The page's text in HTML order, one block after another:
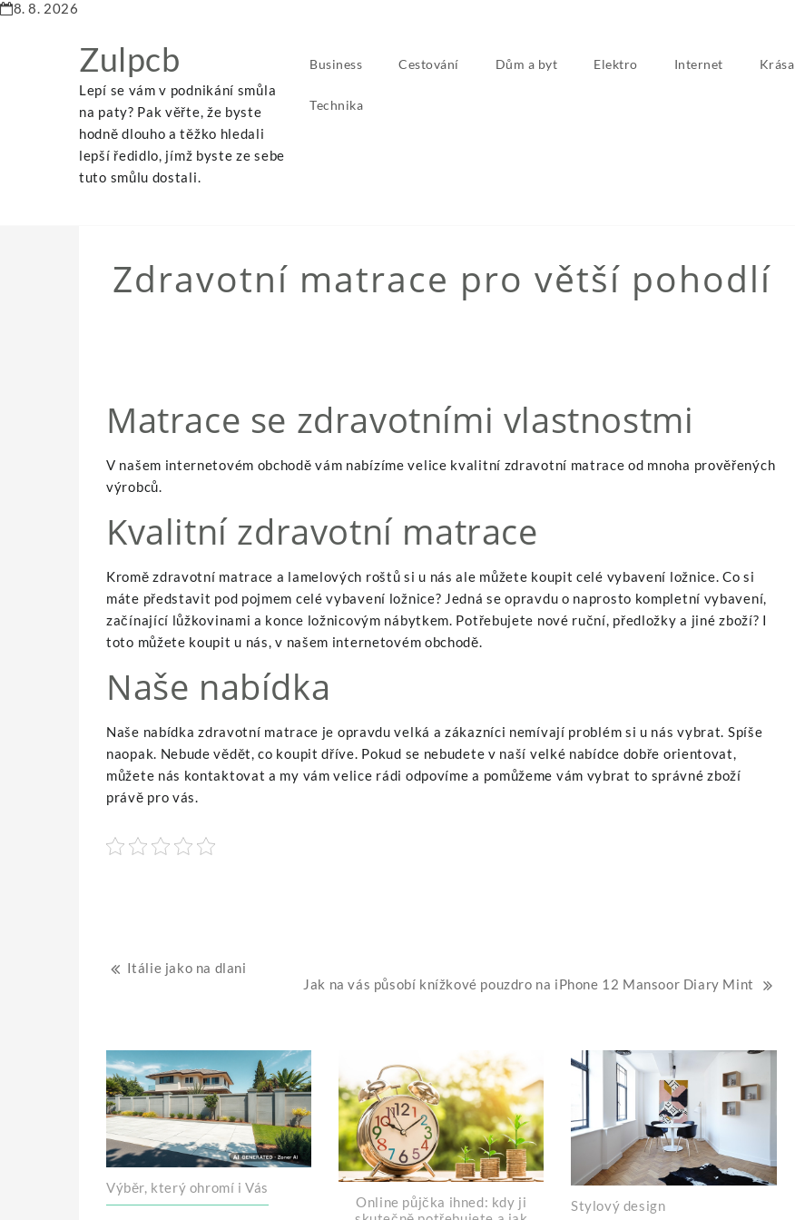
8. 8. 2026
Zulpcb
Lepí se vám v podnikání smůla
na paty? Pak věřte, že byste
hodně dlouho a těžko hledali
lepší ředidlo, jímž byste ze sebe
tuto smůlu dostali.
Business Cestování Dům a byt Elektro Internet Krása
Technika
Home Zdravotní matrace pro větší pohodlí
Zdravotní matrace pro větší pohodlí
Matrace se zdravotními vlastnostmi
V našem internetovém obchodě vám nabízíme velice kvalitní zdravotní matrace od mnoha prověřených
výrobců.
Kvalitní zdravotní matrace
Kromě zdravotní matrace a lamelových roštů si u nás ale můžete koupit celé vybavení ložnice. Co si
máte představit pod pojmem celé vybavení ložnice? Jedná se opravdu o naprosto kompletní vybavení,
začínající lůžkovinami a konce ložnicovým nábytkem. Potřebujete nové ruční, předložky a jiné zboží? I
toto můžete koupit u nás, v našem internetovém obchodě.
Naše nabídka
Naše nabídkazdravotní matrace je opravdu velká a zákazníci nemívají problém si u nás vybrat. Spíše
naopak. Nebude vědět, co koupit dříve. Pokud se nebudete v naší velké nabídce dobře orientovat,
můžete nás kontaktovat a my vám velice rádi odpovíme a pomůžeme vám vybrat to správné zboží
právě pro vás.
Navigace
příspěvek
Itálie jako na dlani
Jak na vás působí knížkové pouzdro na iPhone 12 Mansoor Diary Mint
Výběr, který ohromí i Vás
Online půjčka ihned: kdy ji
Stylový design